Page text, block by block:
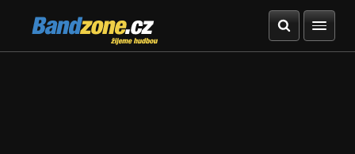
Bandzone.cz
žijeme hudbou